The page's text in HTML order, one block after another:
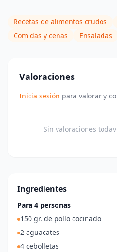
Recetas de alimentos crudos
Comidas y cenas
Ensaladas
Valoraciones
Inicia sesión para valorar y
Sin valoraciones
Ingredientes
Para 4 personas
150 gr. de pollo cocinado
2 aguacates
4 cebolletas